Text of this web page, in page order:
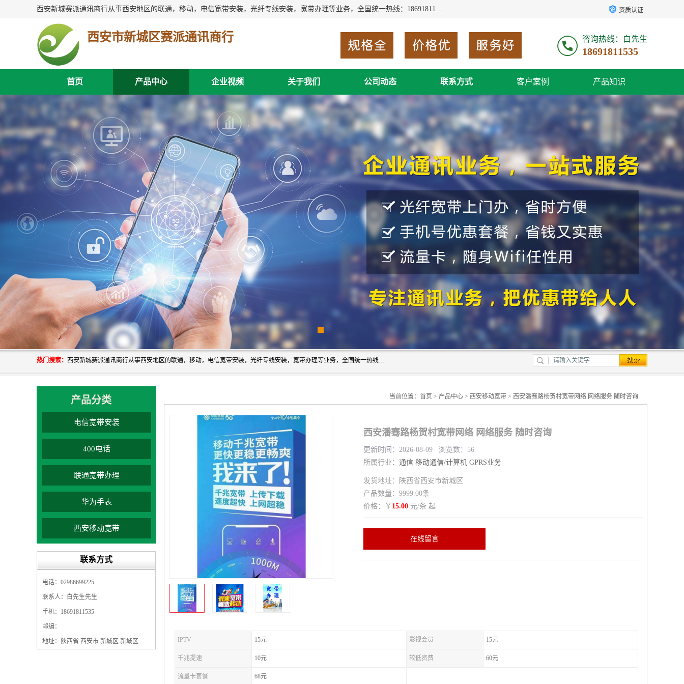
西安新城赛派通讯商行从事西安地区的联通，移动，电信宽带安装，光纤专线安装，宽带办理等业务，全国统一热线：18691811535。西安市新城区赛派通讯商行是一家专业通讯公司，欢迎新老客户来电咨询！ 资质认证
西安市新城区赛派通讯商行 咨询热线：白先生
18691811535
首页 产品中心 企业视频 关于我们 公司动态 联系方式 客户案例 产品知识
热门搜索： 西安新城赛派通讯商行从事西安地区的联通，移动，电信宽带安装，光纤专线安装，宽带办理等业务，全国统一热线：18691811535。西安市新城区赛派通讯商行是一家专业通讯公司，欢迎新老客户来电咨询！
产品分类
电信宽带安装
400电话
联通宽带办理
华为手表
西安移动宽带
联系方式
电话：02986699225
联系人：白先生先生
手机：18691811535
邮编：
地址：陕西省 西安市 新城区 新城区
当前位置： 首页 > 产品中心 > 西安移动宽带 > 西安潘骞路杨贺村宽带网络 网络服务 随时咨询
西安潘骞路杨贺村宽带网络 网络服务 随时咨询
更新时间：2026-08-09 浏览数：56
所属行业： 通信 移动通信/计算机 GPRS业务
发货地址：陕西省西安市新城区
产品数量：9999.00条
价格：￥ 15.00 元/条 起
在线留言
IPTV 15元 影视会员 15元
千兆提速 10元 较低资费 60元
流量卡套餐 68元